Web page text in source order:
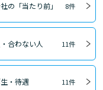
の「当たり前」 8件
合わない人 11件
・待遇 11件